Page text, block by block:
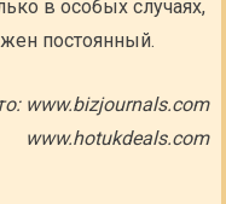
в особых случаях,
постоянный.
www.bizjournals.com
www.hotukdeals.com